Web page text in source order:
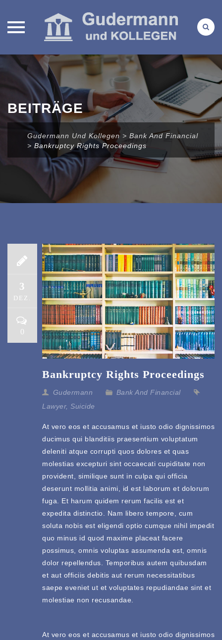
Direkt
Inhalt
BEITRÄGE
Gudermann Und Kollegen> Bank And Financial
> Bankruptcy Rights Proceedings
3
DEZ.
0
Bankruptcy Rights Proceedings
Gudermann
Bank And Financial
Lawyer, Suicide
At vero eos et accusamus et iusto odio dignissimos
ducimus qui blanditiis praesentium voluptatum
deleniti atque corrupti quos dolores et quas
molestias excepturi sint occaecati cupiditate non
provident, similique sunt in culpa qui officia
deserunt mollitia animi, id est laborum et dolorum
fuga. Et harum quidem rerum facilis est et
expedita distinctio. Nam libero tempore, cum
soluta nobis est eligendi optio cumque nihil impedit
quo minus id quod maxime placeat facere
possimus, omnis voluptas assumenda est, omnis
dolor repellendus. Temporibus autem quibusdam
et aut officiis debitis aut rerum necessitatibus
saepe eveniet ut et voluptates repudiandae sint et
molestiae non recusandae.
At vero eos et accusamus et iusto odio dignissimos